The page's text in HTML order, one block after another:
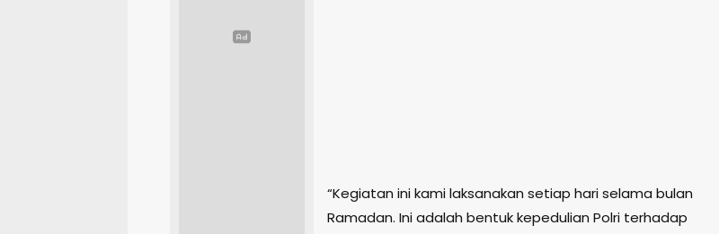
“Kegiatan ini kami laksanakan setiap hari selama bulan
Ramadan. Ini adalah bentuk kepedulian Polri terhadap